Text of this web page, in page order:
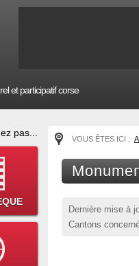
et participatif corse
pas...
VOUS ÊTES ICI :
Dernière mise à
Cantons